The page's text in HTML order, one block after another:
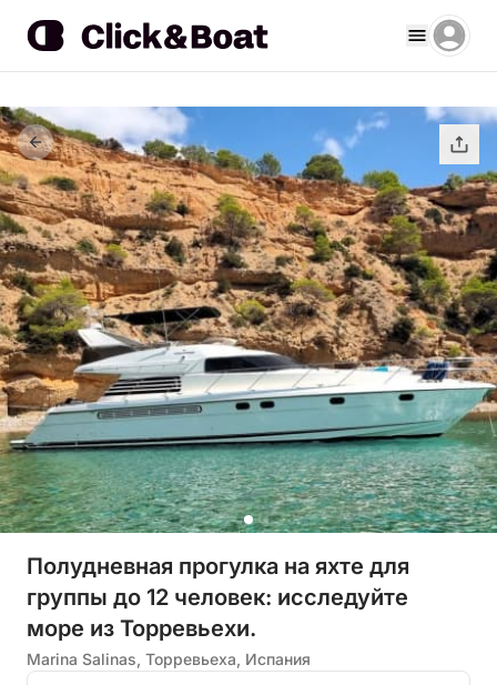
Полудневная прогулка на яхте для
группы до 12 человек: исследуйте
море из Торревьехи.
Marina Salinas, Торревьеха, Испания